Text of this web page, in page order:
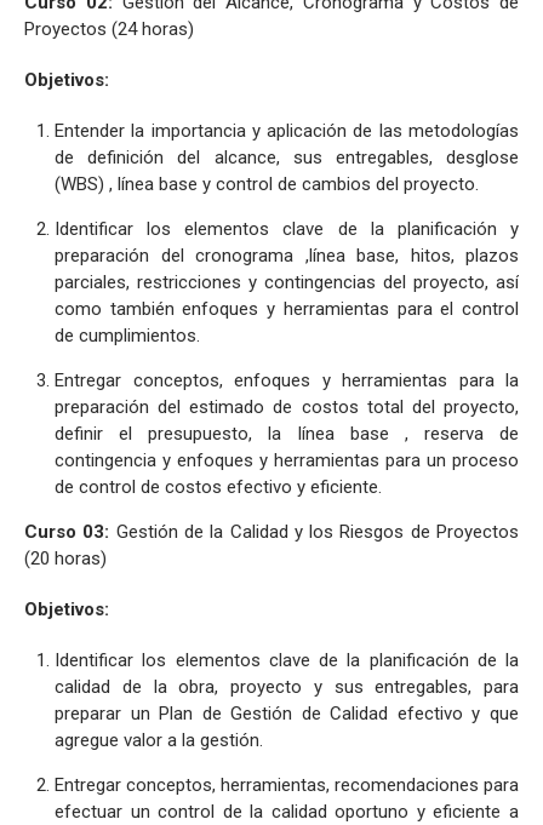
Proyectos (24 horas)
Objetivos:
Entender la importancia y aplicación de las metodologías
de definición del alcance, sus entregables, desglose
(WBS) , línea base y control de cambios del proyecto.
Identificar los elementos clave de la planificación y
preparación del cronograma ,línea base, hitos, plazos
parciales, restricciones y contingencias del proyecto, así
como también enfoques y herramientas para el control
de cumplimientos.
Entregar conceptos, enfoques y herramientas para la
preparación del estimado de costos total del proyecto,
definir el presupuesto, la línea base , reserva de
contingencia y enfoques y herramientas para un proceso
de control de costos efectivo y eficiente.
Curso 03: Gestión de la Calidad y los Riesgos de Proyectos
(20 horas)
Objetivos:
Identificar los elementos clave de la planificación de la
calidad de la obra, proyecto y sus entregables, para
preparar un Plan de Gestión de Calidad efectivo y que
agregue valor a la gestión.
Entregar conceptos, herramientas, recomendaciones para
efectuar un control de la calidad oportuno y eficiente a